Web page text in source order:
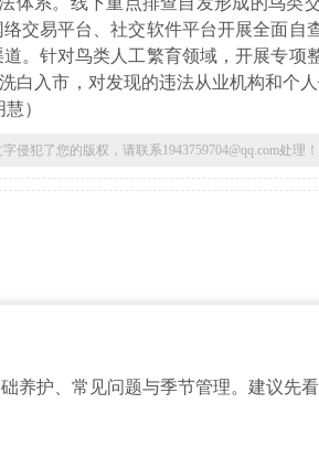
交易平台、社交软件平台开展全面自
。针对鸟类人工繁育领域，开展专项
白入市，对发现的违法从业机构和个
）
犯了您的版权，请联系1943759704@qq.com处理！
养护、常见问题与季节管理。建议先